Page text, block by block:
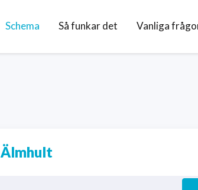
Schema Så funkar det Vanliga
Älmhult